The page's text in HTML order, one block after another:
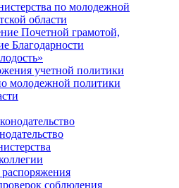
по молодежной
области
Почетной грамотой,
Благодарности
учетной политики
молодежной политики
соблюдения